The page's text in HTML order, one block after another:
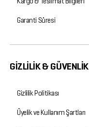
Garanti Süresi
GİZLİLİK & GÜVENLİK
Gizlilik Politikası
Üyelik ve Kullanım Şartları